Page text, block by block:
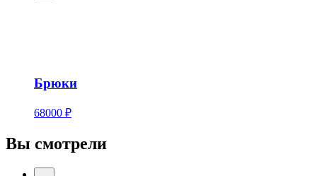
Брюки
68000 ₽
Вы смотрели